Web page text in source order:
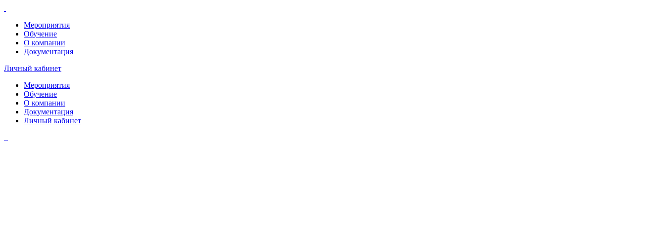
Мероприятия
Обучение
О компании
Документация
Личный кабинет
Мероприятия
Обучение
О компании
Документация
Личный кабинет